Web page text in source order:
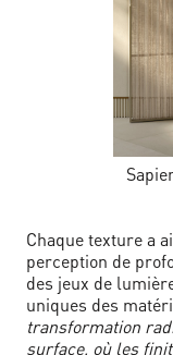
Chaque texture a
perception de
des jeux de
uniques des
transformation
surface, où les